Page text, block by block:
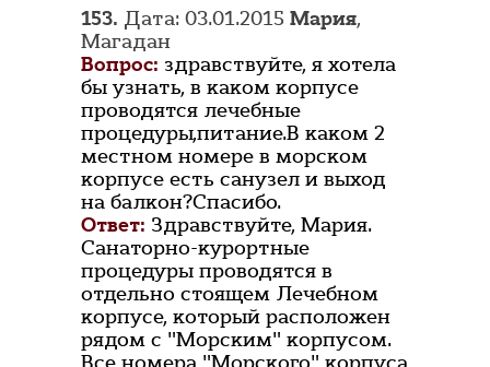
153. Дата: 03.01.2015 Мария,
Магадан
Вопрос: здравствуйте, я хотела
бы узнать, в каком корпусе
проводятся лечебные
процедуры,питание.В каком 2
местном номере в морском
корпусе есть санузел и выход
на балкон?Спасибо.
Ответ: Здравствуйте, Мария.
Санаторно-курортные
процедуры проводятся в
отдельно стоящем Лечебном
корпусе, который расположен
рядом с "Морским" корпусом.